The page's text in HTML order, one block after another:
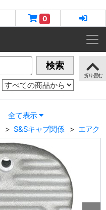
0
検索
全て表示
S&Sキャブ関係 エアク